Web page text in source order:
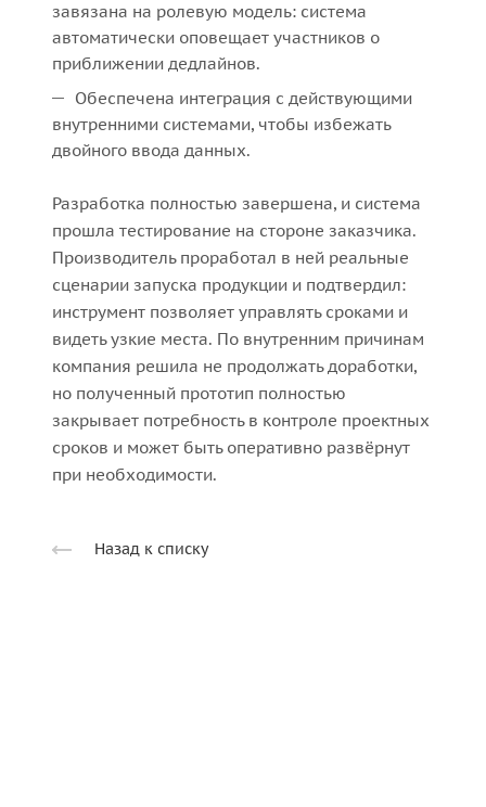
завязана на ролевую модель: система
автоматически оповещает участников о
приближении дедлайнов.
Обеспечена интеграция с действующими
внутренними системами, чтобы избежать
двойного ввода данных.
Разработка полностью завершена, и система
прошла тестирование на стороне заказчика.
Производитель проработал в ней реальные
сценарии запуска продукции и подтвердил:
инструмент позволяет управлять сроками и
видеть узкие места. По внутренним причинам
компания решила не продолжать доработки,
но полученный прототип полностью
закрывает потребность в контроле проектных
сроков и может быть оперативно развёрнут
при необходимости.
Назад к списку